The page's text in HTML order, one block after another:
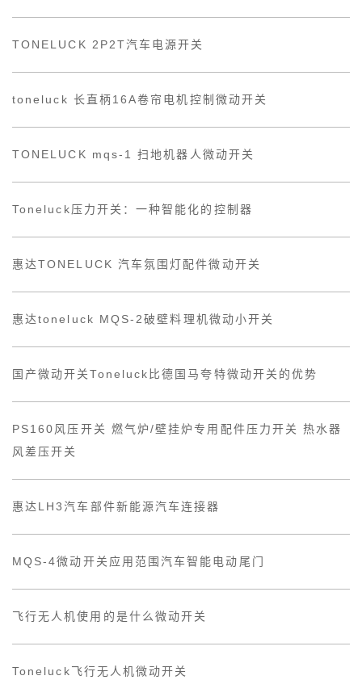
TONELUCK 2P2T汽车电源开关
toneluck 长直柄16A卷帘电机控制微动开关
TONELUCK mqs-1 扫地机器人微动开关
Toneluck压力开关：一种智能化的控制器
惠达TONELUCK 汽车氛围灯配件微动开关
惠达toneluck MQS-2破壁料理机微动小开关
国产微动开关Toneluck比德国马夸特微动开关的优势
PS160风压开关 燃气炉/壁挂炉专用配件压力开关 热水器
风差压开关
惠达LH3汽车部件新能源汽车连接器
MQS-4微动开关应用范围汽车智能电动尾门
飞行无人机使用的是什么微动开关
Toneluck飞行无人机微动开关